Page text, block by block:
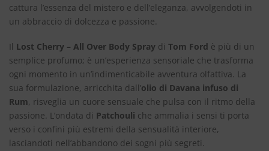
cattura l’essenza del mistero e dell’eleganza, avvolgendoti in
un abbraccio di dolcezza e passione.
Il Lost Cherry – All Over Body Spray di Tom Ford è più di un
semplice profumo; è un’esperienza sensoriale che trasforma
ogni momento in un’indimenticabile avventura olfattiva. La
sua formulazione, arricchita dall’olio di Davana infuso di
Rum, risveglia un cuore sensuale che pulsa con il ritmo della
passione. L’ondata di Patchouli che ammalia i sensi ti porta
verso i confini più estremi della sensualità interiore,
lasciandoti nell’abbandono dei sogni più segreti.